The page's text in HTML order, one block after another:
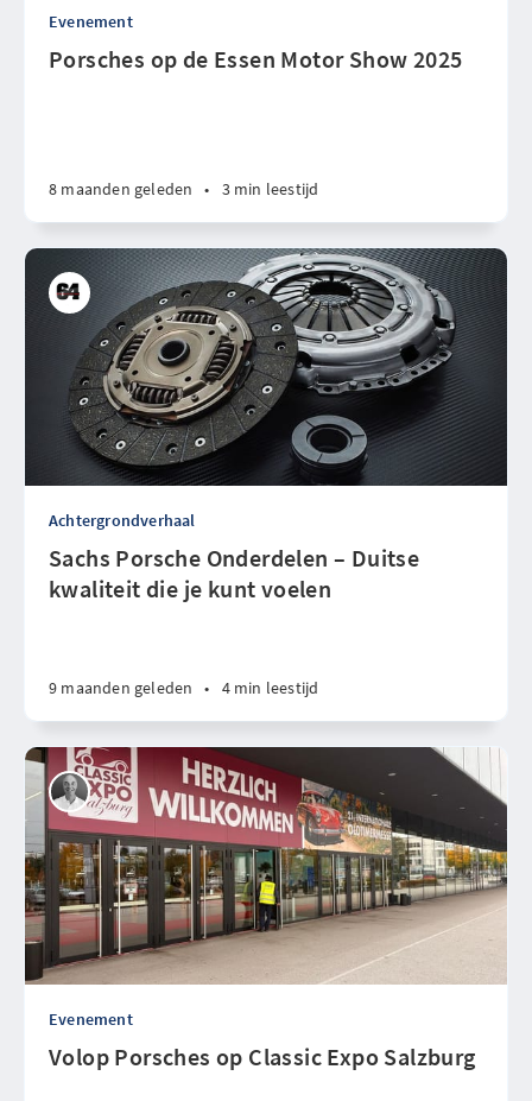
Evenement
Porsches op de Essen Motor Show 2025
8 maanden geleden • 3 min leestijd
Achtergrondverhaal
Sachs Porsche Onderdelen – Duitse
kwaliteit die je kunt voelen
9 maanden geleden • 4 min leestijd
Evenement
Volop Porsches op Classic Expo Salzburg